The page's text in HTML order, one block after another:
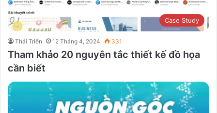
Case Study
Thái Triển 12 Tháng 4, 2024 331
Tham khảo 20 nguyên tắc thiết kế đồ họa
cần biết